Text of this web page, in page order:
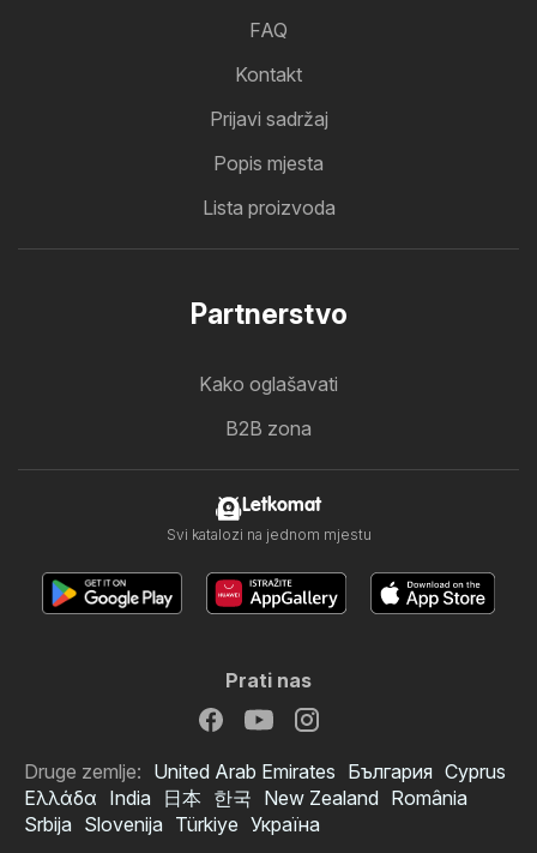
FAQ
Kontakt
Prijavi sadržaj
Popis mjesta
Lista proizvoda
Partnerstvo
Kako oglašavati
B2B zona
Letkomat
Svi katalozi na jednom mjestu
Prati nas
Druge zemlje: United Arab Emirates България Cyprus
Ελλάδα India 日本 한국 New Zealand România
Srbija Slovenija Türkiye Україна